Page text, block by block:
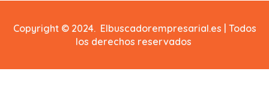
Copyright © 2024. Elbuscadorempresarial.es | Todos
los derechos reservados